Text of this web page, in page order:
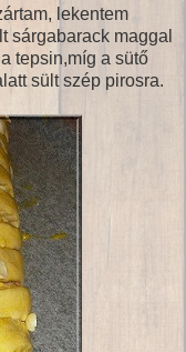
lekentem
sárgabarack maggal
tepsin,míg a sütő
sült szép pirosra.